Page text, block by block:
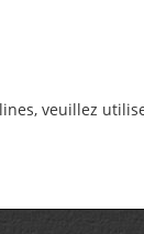
veuillez